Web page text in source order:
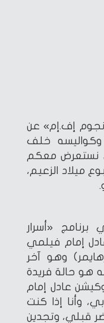
إف.إم» عن
وكواليسه خلف
نستعرض معكم
ميلاد الزعيم،
«أسرار
إمام فيلمي
وهو آخر
هو حالة فريدة
عادل إمام
وأنا إذا كنت
قبلي، وتجدين